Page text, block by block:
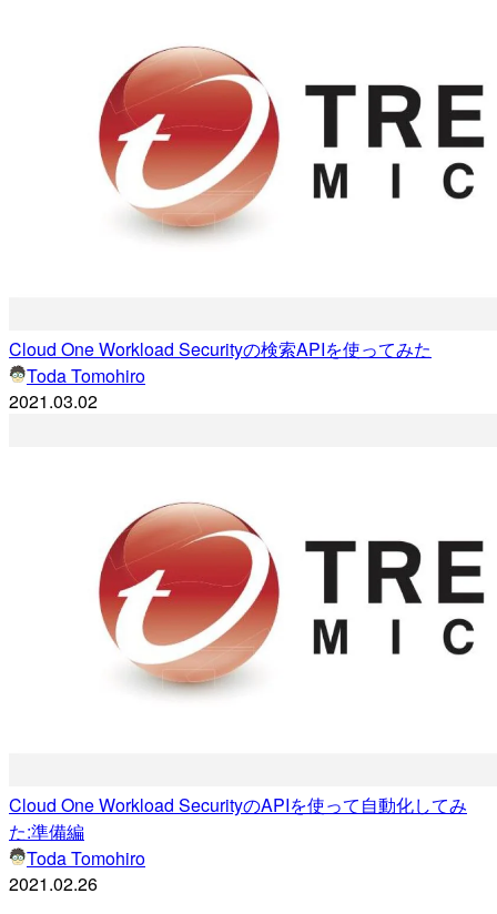
Cloud One Workload Securityの検索APIを使ってみた
Toda Tomohiro
2021.03.02
Cloud One Workload SecurityのAPIを使って自動化してみ
た:準備編
Toda Tomohiro
2021.02.26